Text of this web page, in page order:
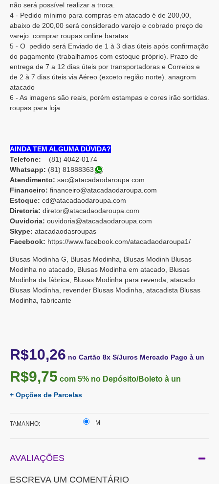
não será possível realizar a troca.
4 - Pedido mínimo para compras em atacado é de 200,00,
abaixo de 200,00 será considerado varejo e cobrado preço de
varejo. comprar roupas online baratas
5 - O pedido será Enviado de 1 à 3 dias úteis após confirmação
do pagamento (trabalhamos com estoque próprio). Prazo de
entrega de 7 a 12 dias úteis por transportadoras e Correios e
de 2 à 7 dias úteis via Aéreo (exceto região norte). anagrom
atacado
6 - As imagens são reais, porém estampas e cores irão sortidas.
roupas para loja
AINDA TEM ALGUMA DÚVIDA?
Telefone: (81) 4042-0174
Whatsapp: (81) 81888363
Atendimento: sac@atacadaodaroupa.com
Financeiro: financeiro@atacadaodaroupa.com
Estoque: cd@atacadaodaroupa.com
Diretoria: diretor@atacadaodaroupa.com
Ouvidoria: ouvidoria@atacadaodaroupa.com
Skype: atacadaodasroupas
Facebook: https://www.facebook.com/atacadaodaroupa1/
Blusas Modinha G, Blusas Modinha, Blusas Modinh Blusas
Modinha no atacado, Blusas Modinha em atacado, Blusas
Modinha da fábrica, Blusas Modinha para revenda, atacado
Blusas Modinha, revender Blusas Modinha, atacadista Blusas
Modinha, fabricante
R$10,26 no Cartão 8x S/Juros Mercado Pago à un
R$9,75 com 5% no Depósito/Boleto à un
+ Opções de Parcelas
TAMANHO: M
AVALIAÇÕES
ESCREVA UM COMENTÁRIO